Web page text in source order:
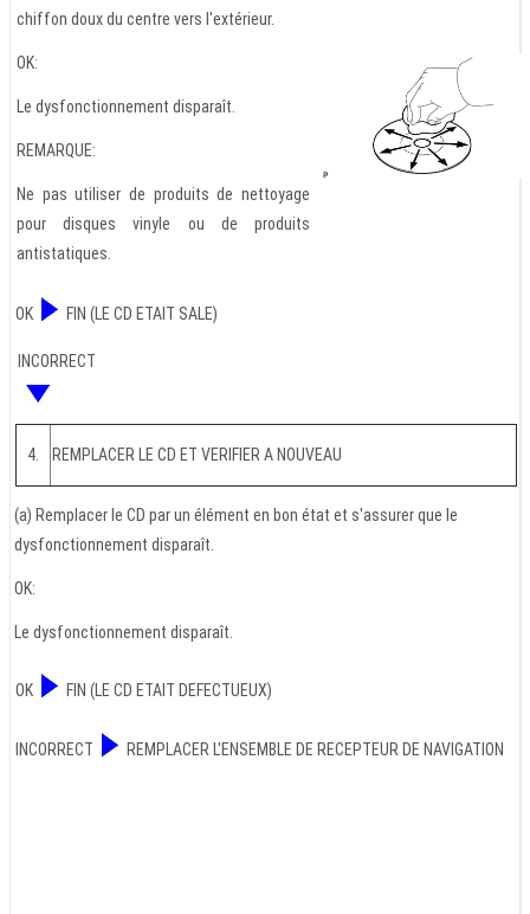
chiffon doux du centre vers l'extérieur.
OK:
Le dysfonctionnement disparaît.
REMARQUE:
Ne pas utiliser de produits de nettoyage
pour disques vinyle ou de produits
antistatiques.
OK FIN (LE CD ETAIT SALE)
INCORRECT
4. REMPLACER LE CD ET VERIFIER A NOUVEAU
(a) Remplacer le CD par un élément en bon état et s'assurer que le
dysfonctionnement disparaît.
OK:
Le dysfonctionnement disparaît.
OK FIN (LE CD ETAIT DEFECTUEUX)
INCORRECT REMPLACER L'ENSEMBLE DE RECEPTEUR DE NAVIGATION